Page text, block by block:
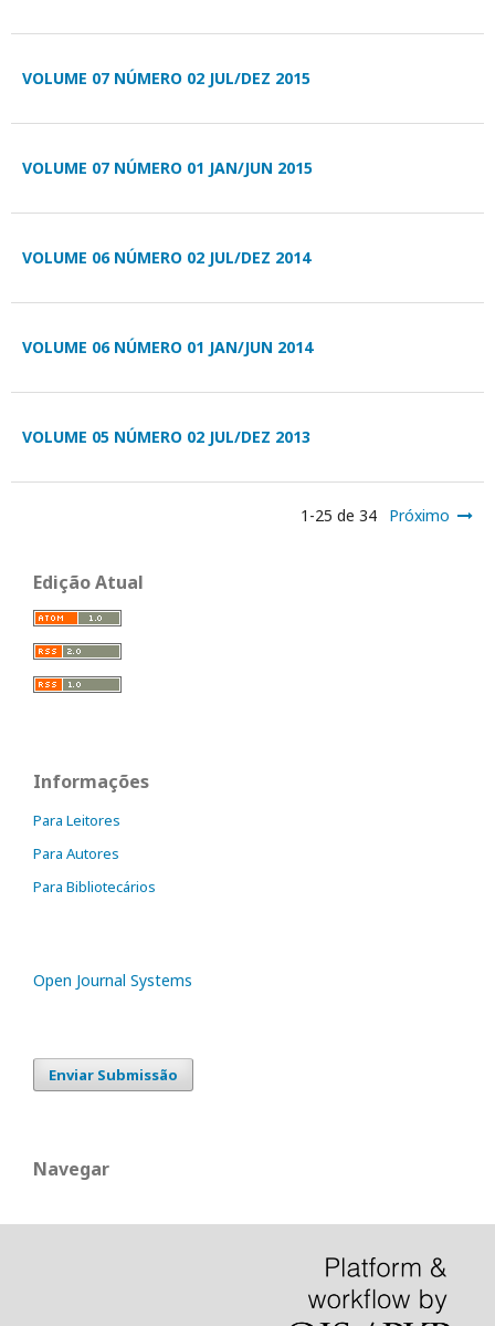
VOLUME 07 NÚMERO 02 JUL/DEZ 2015
VOLUME 07 NÚMERO 01 JAN/JUN 2015
VOLUME 06 NÚMERO 02 JUL/DEZ 2014
VOLUME 06 NÚMERO 01 JAN/JUN 2014
VOLUME 05 NÚMERO 02 JUL/DEZ 2013
1-25 de 34 Próximo
Edição Atual
Informações
Para Leitores
Para Autores
Para Bibliotecários
Open Journal Systems
Enviar Submissão
Navegar